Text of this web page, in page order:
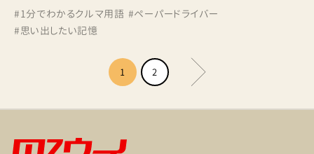
#1分でわかるクルマ用語 #ペーパードライバー
#思い出したい記憶
1 2